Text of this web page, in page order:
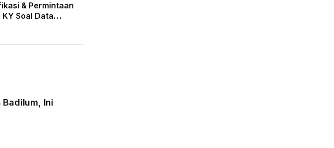
& Permintaan
Soal Data
Badilum, Ini